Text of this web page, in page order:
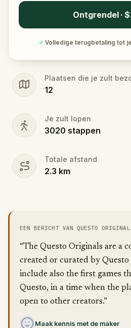
Ontgrendel ·
✓ Volledige terugbetaling tot
Plaatsen die je zult
12
Je zult lopen
3020 stappen
Totale afstand
2.3 km
EEN BERICHT VAN QUESTO
“The Questo Originals are a
created or curated by Questo
include also the first games
Questo, in a time when the
open to other creators.”
Maak kennis met de maker